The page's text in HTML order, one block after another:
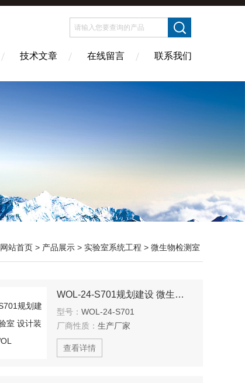
技术文章 在线留言 联系我们
网站首页 > 产品展示 > 实验室系统工程 > 微生物检测室
WOL-24-S701规划建设 微生物实验室 设计装修WOL
型号： WOL-24-S701
厂商性质： 生产厂家
查看详情